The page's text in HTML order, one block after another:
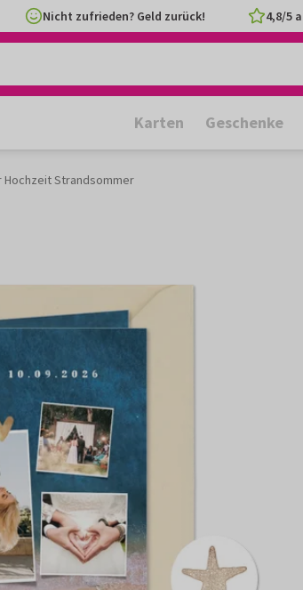
Nicht zufrieden? Geld zurück! 4,8/5
Karten Geschenke
Hochzeit Strandsommer